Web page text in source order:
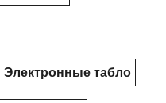
Электронные табло